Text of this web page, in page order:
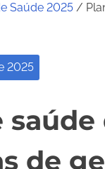
Saúde 2025 /
2025
de